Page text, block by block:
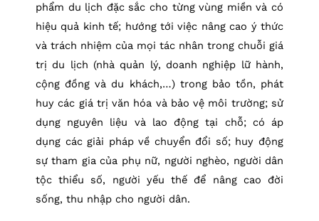
phẩm du lịch đặc sắc cho từng vùng miền và có
hiệu quả kinh tế; hướng tới việc nâng cao ý thức
và trách nhiệm của mọi tác nhân trong chuỗi giá
trị du lịch (nhà quản lý, doanh nghiệp lữ hành,
cộng đồng và du khách,…) trong bảo tồn, phát
huy các giá trị văn hóa và bảo vệ môi trường; sử
dụng nguyên liệu và lao động tại chỗ; có áp
dụng các giải pháp về chuyển đổi số; huy động
sự tham gia của phụ nữ, người nghèo, người dân
tộc thiểu số, người yếu thế để nâng cao đời
sống, thu nhập cho người dân.